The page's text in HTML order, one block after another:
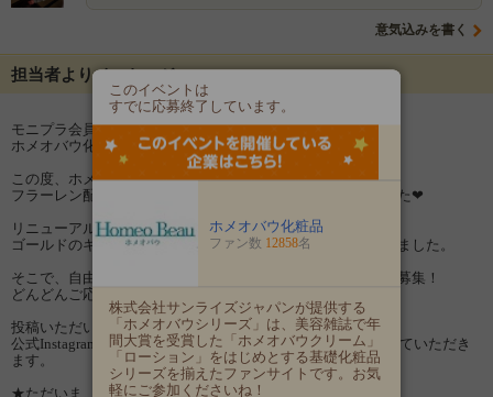
意気込みを書く
担当者よりメッセージ
モニプラ会員のみなさま、こんにちは！
ホメオバウ化粧品です。
この度、ホメオバウ化粧品のロングセラー商品
フラーレン配合化粧水「ローション」がリニューアルしました❤
リニューアルしたローションは
ゴールドのキャップに変わり、高級感たっぷりの容器になりました。
そこで、自由にリール動画を撮影・投稿してくださる方を大募集！
どんどんご応募くださいませ✨
投稿いただいた動画は
公式Instagramやその他媒体（チラシやTik tok）にて紹介させていただき
ます。
★ただいま、公式Instagramでは
このイベントは
すでに応募終了しています。
ホメオバウ化粧品
ファン数 12858名
株式会社サンライズジャパンが提供する
「ホメオバウシリーズ」は、美容雑誌で年
間大賞を受賞した「ホメオバウクリーム」
「ローション」をはじめとする基礎化粧品
シリーズを揃えたファンサイトです。お気
軽にご参加くださいね！